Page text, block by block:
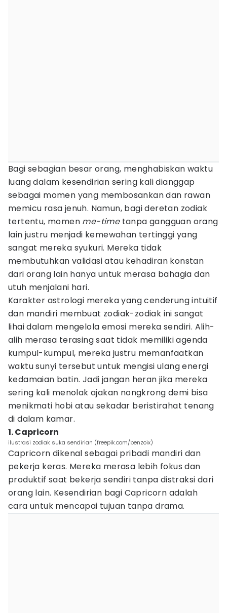
Bagi sebagian besar orang, menghabiskan waktu
luang dalam kesendirian sering kali dianggap
sebagai momen yang membosankan dan rawan
memicu rasa jenuh. Namun, bagi deretan zodiak
tertentu, momen me-timetanpa gangguan orang
lain justru menjadi kemewahan tertinggi yang
sangat mereka syukuri. Mereka tidak
membutuhkan validasi atau kehadiran konstan
dari orang lain hanya untuk merasa bahagia dan
utuh menjalani hari.
Karakter astrologi mereka yang cenderung intuitif
dan mandiri membuat zodiak-zodiak ini sangat
lihai dalam mengelola emosi mereka sendiri. Alih-
alih merasa terasing saat tidak memiliki agenda
kumpul-kumpul, mereka justru memanfaatkan
waktu sunyi tersebut untuk mengisi ulang energi
kedamaian batin. Jadi jangan heran jika mereka
sering kali menolak ajakan nongkrong demi bisa
menikmati hobi atau sekadar beristirahat tenang
di dalam kamar.
1. Capricorn
ilustrasi zodiak suka sendirian (freepik.com/benzoix)
Capricorn dikenal sebagai pribadi mandiri dan
pekerja keras. Mereka merasa lebih fokus dan
produktif saat bekerja sendiri tanpa distraksi dari
orang lain. Kesendirian bagi Capricorn adalah
cara untuk mencapai tujuan tanpa drama.